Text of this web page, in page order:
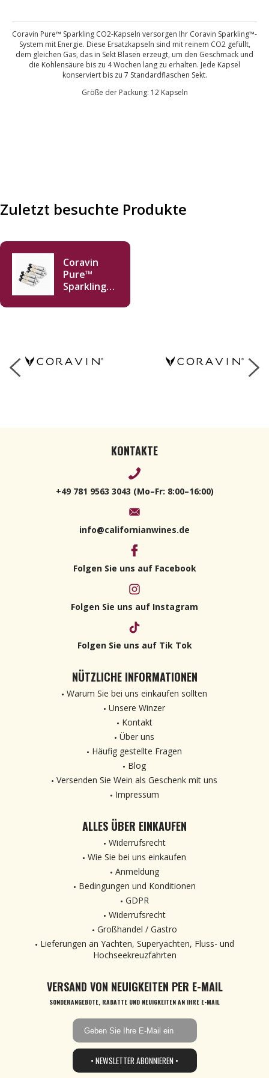
Coravin Pure™ Sparkling CO2-Kapseln versorgen Ihr Coravin Sparkling™-
System mit Energie. Diese Ersatzkapseln sind mit reinem CO2 gefüllt,
dem gleichen Gas, das in Sekt Blasen erzeugt, um den Geschmack und
die Kohlensäure bis zu 4 Wochen lang zu erhalten. Jede Kapsel
konserviert bis zu 7 Standardflaschen Sekt.
Größe der Packung: 12 Kapseln
Zuletzt besuchte Produkte
Coravin
Pure™
Sparkling
Kapseln 12
KONTAKTE
+49 781 9563 3043 (Mo–Fr: 8:00–16:00)
info@californianwines.de
Folgen Sie uns auf Facebook
Folgen Sie uns auf Instagram
Folgen Sie uns auf Tik Tok
NÜTZLICHE INFORMATIONEN
Warum Sie bei uns einkaufen sollten
Unsere Winzer
Kontakt
Über uns
Häufig gestellte Fragen
Blog
Versenden Sie Wein als Geschenk mit uns
Impressum
ALLES ÜBER EINKAUFEN
Widerrufsrecht
Wie Sie bei uns einkaufen
Anmeldung
Bedingungen und Konditionen
GDPR
Widerrufsrecht
Großhandel / Gastro
Lieferungen an Yachten, Superyachten, Fluss- und
Hochseekreuzfahrten
VERSAND VON NEUIGKEITEN PER E-MAIL
SONDERANGEBOTE, RABATTE UND NEUIGKEITEN AN IHRE E-MAIL
• NEWSLETTER ABONNIEREN •